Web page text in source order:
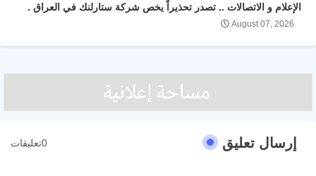
الإعلام و الاتصالات .. تصدر تحذيراً يخص شركة ستارلنك في العراق .
August 07, 2026
إرسال تعليق 0تعليقات